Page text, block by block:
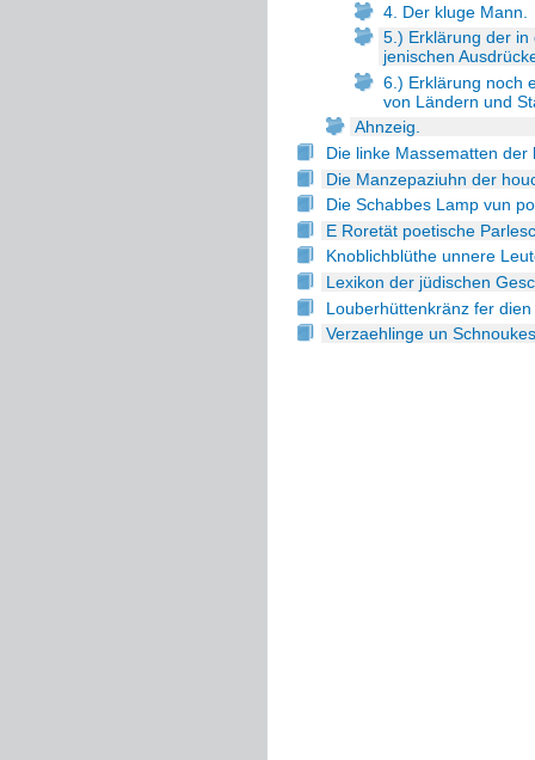
4. Der kluge Mann.
5.) Erklärung der in
jenischen
6.) Erklärung noch
von Ländern und
Ahnzeig.
Die linke Massematten
Die Manzepaziuhn der
Die Schabbes Lamp vun
E Roretät poetische
Knoblichblüthe unnere
Lexikon der jüdischen
Louberhüttenkränz fer
Verzaehlinge un Schnoukes